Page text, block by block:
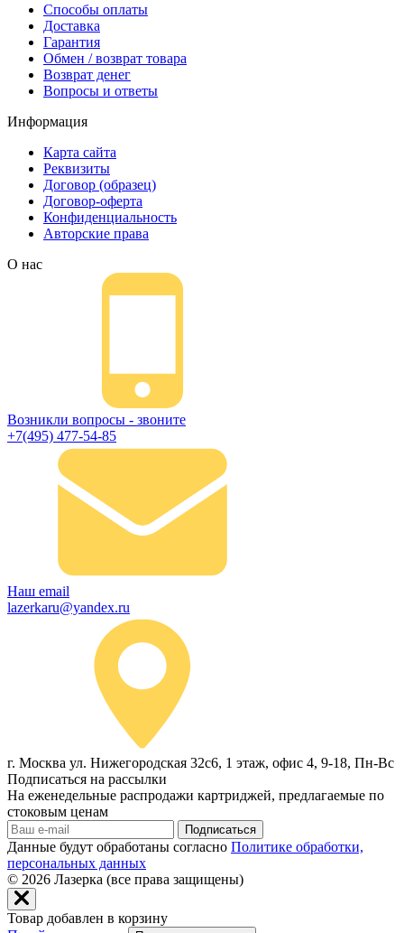
Способы оплаты
Доставка
Гарантия
Обмен / возврат товара
Возврат денег
Вопросы и ответы
Информация
Карта сайта
Реквизиты
Договор (образец)
Договор-оферта
Конфиденциальность
Авторские права
О нас
Возникли вопросы - звоните
+7(495) 477-54-85
Наш email
lazerkaru@yandex.ru
г. Москва ул. Нижегородская 32с6, 1 этаж, офис 4, 9-18, Пн-Вс
Подписаться на рассылки
На еженедельные распродажи картриджей, предлагаемые по
стоковым ценам
Подписаться
Данные будут обработаны согласно Политике обработки,
персональных данных
© 2026 Лазерка (все права защищены)
Товар добавлен в корзину